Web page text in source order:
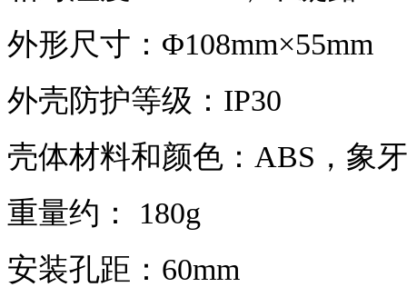
外形尺寸：Φ108mm×55mm
外壳防护等级：IP30
壳体材料和颜色：ABS，象
重量约： 180g
安装孔距：60mm